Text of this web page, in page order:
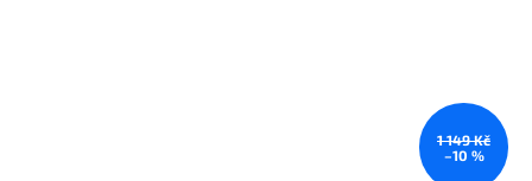
1 149 Kč
–10 %